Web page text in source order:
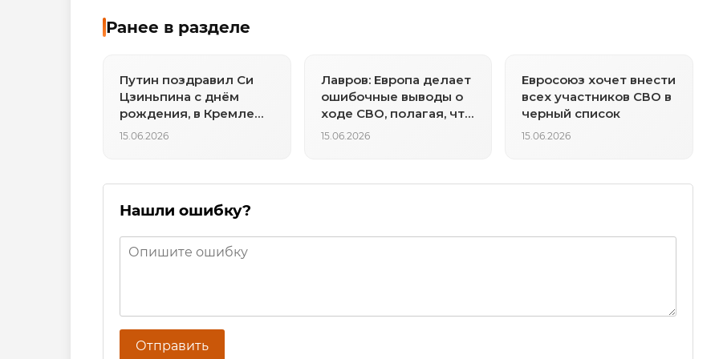
Ранее в разделе
Путин поздравил Си
Цзиньпина с днём
рождения, в Кремле
назвали их отношения
15.06.2026
Лавров: Европа делает
ошибочные выводы о
ходе СВО, полагая, что
Россия проигрывает
15.06.2026
Евросоюз хочет внести
всех участников СВО в
черный список
15.06.2026
Нашли ошибку?
Отправить